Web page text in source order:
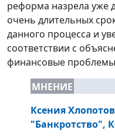
реформа назрела уже
очень длительных
данного процесса и
соответствии с
финансовые
МНЕНИЕ
Ксения
"Банкротство",